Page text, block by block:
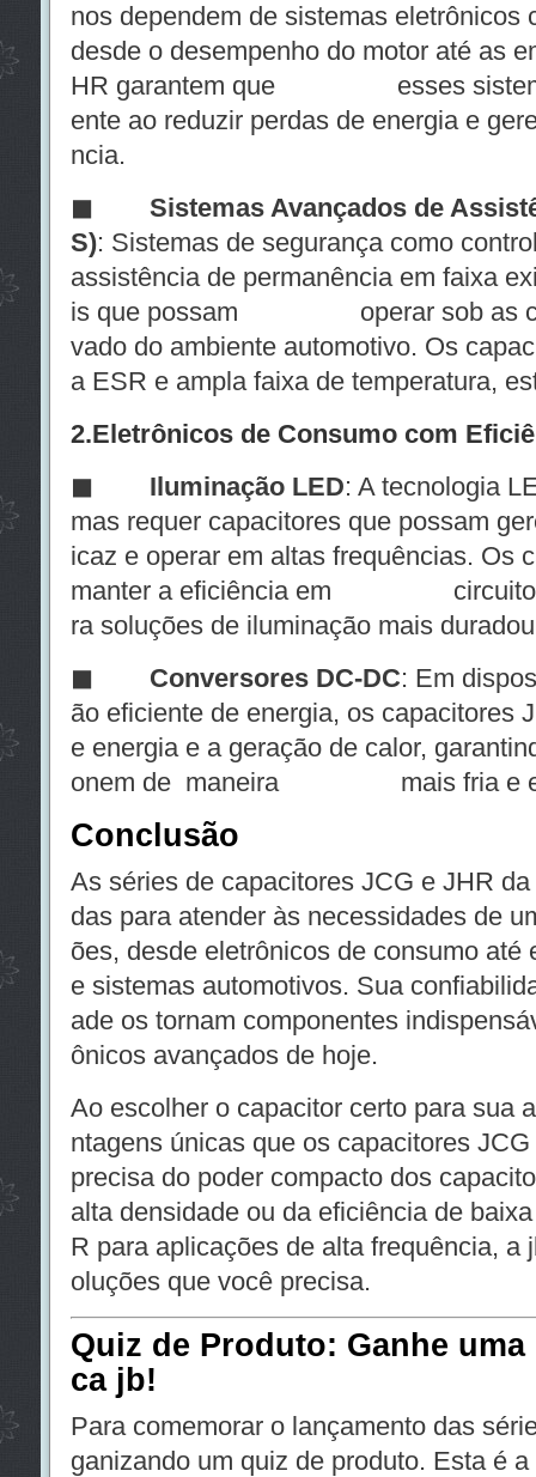
nos dependem de sistemas eletrônicos
desde o desempenho do motor até as
HR garantem que esses
ente ao reduzir perdas de energia e
ncia.
◼ Sistemas Avançados de
S): Sistemas de segurança como
assistência de permanência em faixa
is que possam operar sob as
vado do ambiente automotivo. Os
a ESR e ampla faixa de temperatura,
2.Eletrônicos de Consumo com
◼ Iluminação LED: A tecnologia
mas requer capacitores que possam
icaz e operar em altas frequências. Os
manter a eficiência em circuitos
ra soluções de iluminação mais
◼ Conversores DC-DC: Em
ão eficiente de energia, os capacitores
e energia e a geração de calor,
onem de maneira mais fria e
Conclusão
As séries de capacitores JCG e JHR
das para atender às necessidades de
ões, desde eletrônicos de consumo até
e sistemas automotivos. Sua
ade os tornam componentes
ônicos avançados de hoje.
Ao escolher o capacitor certo para sua
ntagens únicas que os capacitores
precisa do poder compacto dos
alta densidade ou da eficiência de
R para aplicações de alta frequência, a
oluções que você precisa.
Quiz de Produto: Ganhe
ca jb!
Para comemorar o lançamento das
ganizando um quiz de produto. Esta é